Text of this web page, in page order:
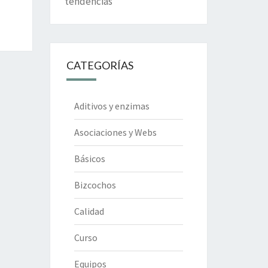
CATEGORÍAS
Aditivos y enzimas
Asociaciones y Webs
Básicos
Bizcochos
Calidad
Curso
Equipos